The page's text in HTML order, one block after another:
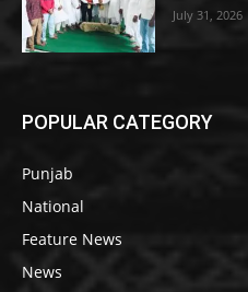
July 31, 2026
POPULAR CATEGORY
Punjab
National
Feature News
News